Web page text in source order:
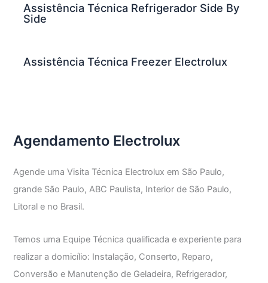
Assistência Técnica Refrigerador Side By
Side
Assistência Técnica Freezer Electrolux
Agendamento Electrolux
Agende uma Visita Técnica Electrolux em São Paulo,
grande São Paulo, ABC Paulista, Interior de São Paulo,
Litoral e no Brasil.
Temos uma Equipe Técnica qualificada e experiente para
realizar a domicílio: Instalação, Conserto, Reparo,
Conversão e Manutenção de Geladeira, Refrigerador,